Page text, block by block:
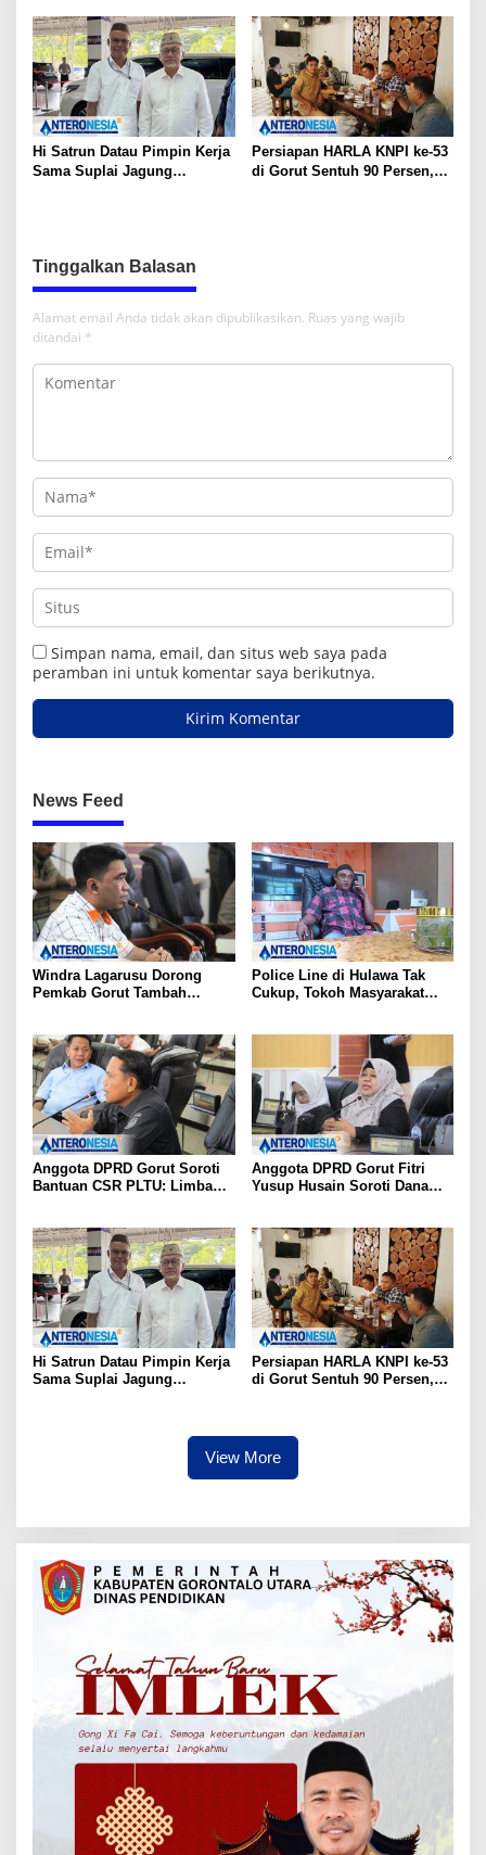
Kesehatan Warga Terancam
Terserap: Kita Tidak Punya
Bank Data
Hi Satrun Datau Pimpin Kerja
Sama Suplai Jagung
Persiapan HARLA KNPI ke-53
di Gorut Sentuh 90 Persen,
Tinggalkan Balasan
Alamat email Anda tidak akan dipublikasikan. Ruas yang wajib
ditandai *
Simpan nama, email, dan situs web saya pada
peramban ini untuk komentar saya berikutnya.
News Feed
Windra Lagarusu Dorong
Pemkab Gorut Tambah
Fiskal Daerah
Police Line di Hulawa Tak
Cukup, Tokoh Masyarakat
Anggota DPRD Gorut Soroti
Bantuan CSR PLTU: Limbah
Anggota DPRD Gorut Fitri
Yusup Husain Soroti Dana
Bank Data
Hi Satrun Datau Pimpin Kerja
Sama Suplai Jagung
Persiapan HARLA KNPI ke-53
di Gorut Sentuh 90 Persen,
View More